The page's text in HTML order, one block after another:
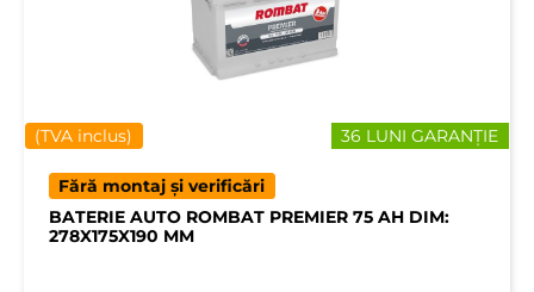
36 LUNI GARANȚIE
(TVA inclus)
Fără montaj și verificări
BATERIE AUTO ROMBAT PREMIER 75 AH DIM:
278X175X190 MM